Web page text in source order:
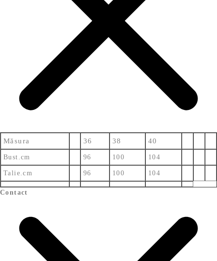
Măsura 36 38 40
Bust.cm 96 100 104
Talie.cm 96 100 104
Contact